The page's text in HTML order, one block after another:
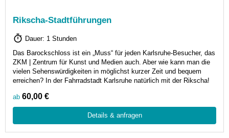
Rikscha-Stadtführungen
Dauer: 1 Stunden
Das Barockschloss ist ein „Muss“ für jeden Karlsruhe-Besucher, das
ZKM | Zentrum für Kunst und Medien auch. Aber wie kann man die
vielen Sehenswürdigkeiten in möglichst kurzer Zeit und bequem
erreichen? In der Fahrradstadt Karlsruhe natürlich mit der Rikscha!
ab 60,00 €
Details & anfragen